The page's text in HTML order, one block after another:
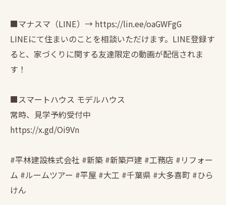
■マナスマ（LINE）→ https://lin.ee/oaGWFgG
LINEにて住まいのことを相談いただけます。LINE登録す
ると、家づくりに関する友達限定の動画が配信されま
す！
■スマートハウス モデルハウス
常時、見学予約受付中
https://x.gd/Oi9Vn
#平林建設株式会社 #新築 #新築戸建 #工務店 #リフォー
ム #ルームツアー #平屋 #大工 #千葉県 #大多喜町 #ひら
けん